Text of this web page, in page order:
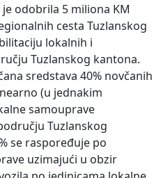
odobrila 5 miliona KM
cesta Tuzlanskog
lokalnih i
Tuzlanskog kantona.
sredstava 40% novčanih
(u jednakim
samouprave
Tuzlanskog
se raspoređuje po
uzimajući u obzir